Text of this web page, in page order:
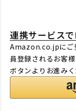
連携サービス
Amazon.co.jpにご
員登録されるお客
ボタンよりお進みく